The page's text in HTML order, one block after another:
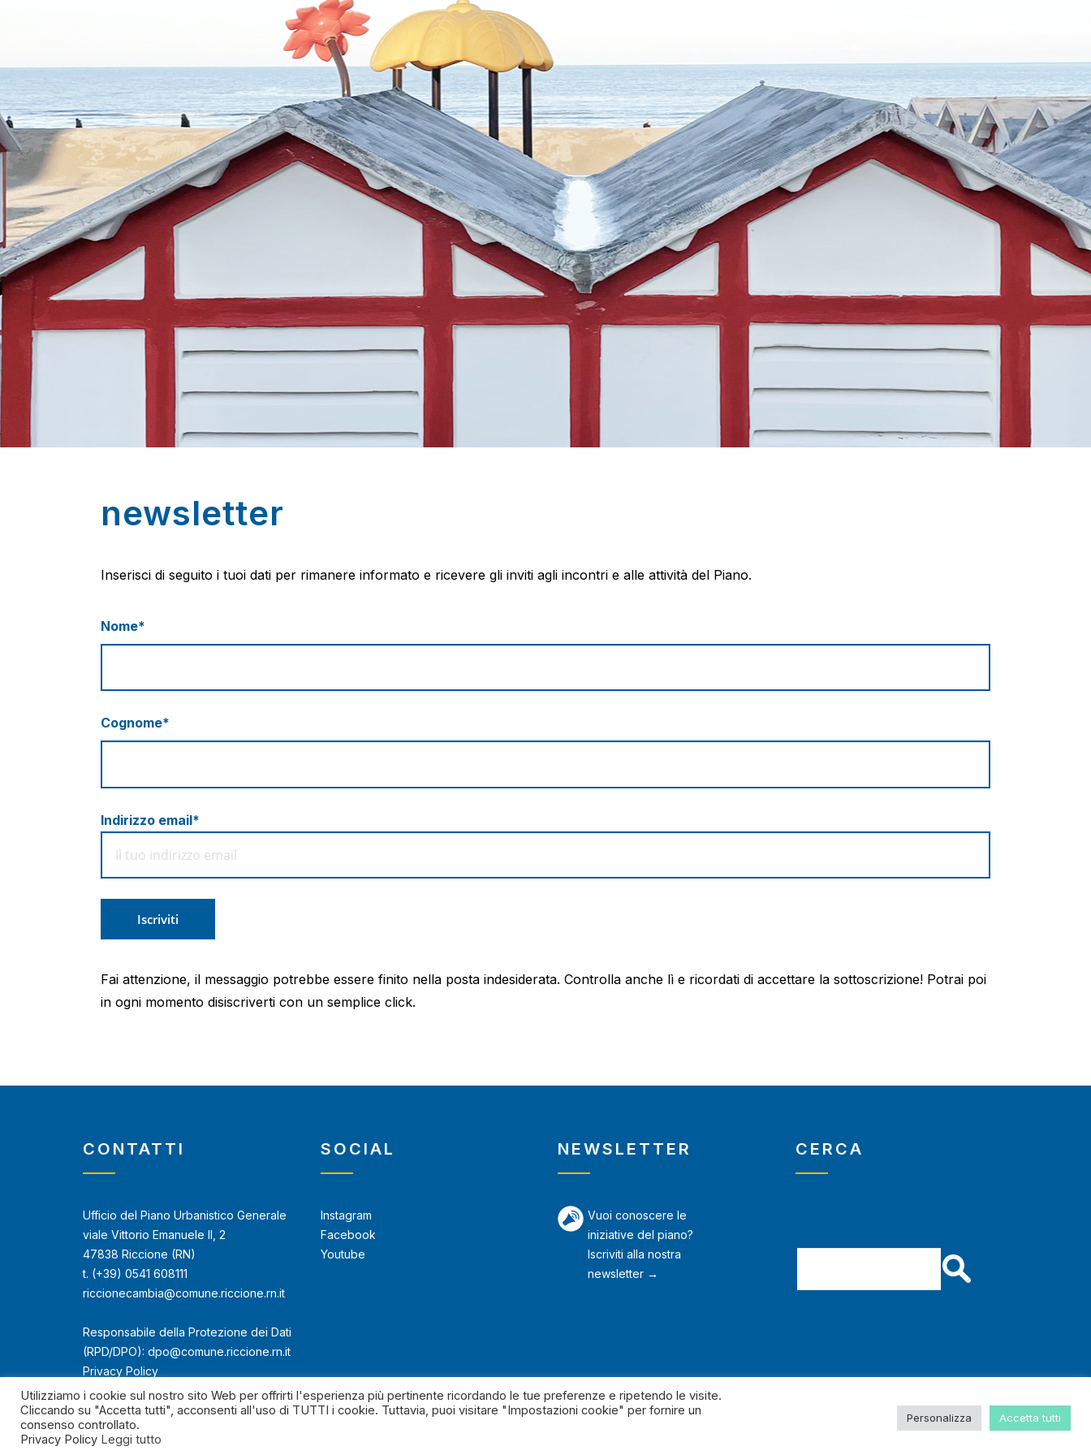
newsletter
Inserisci di seguito i tuoi dati per rimanere informato e ricevere gli inviti agli incontri e alle attività del Piano.
Nome*
Cognome*
Indirizzo email*
Fai attenzione, il messaggio potrebbe essere finito nella posta indesiderata. Controlla anche lì e ricordati di accettare la sottoscrizione! Potrai poi
in ogni momento disiscriverti con un semplice click.
CONTATTI
Ufficio del Piano Urbanistico Generale
viale Vittorio Emanuele II, 2
47838 Riccione (RN)
t. (+39) 0541 608111
riccionecambia@comune.riccione.rn.it
Responsabile della Protezione dei Dati
(RPD/DPO): dpo@comune.riccione.rn.it
Privacy Policy
SOCIAL
Instagram
Facebook
Youtube
NEWSLETTER
Vuoi conoscere le
iniziative del piano?
Iscriviti alla nostra
newsletter →
CERCA
Utilizziamo i cookie sul nostro sito Web per offrirti l'esperienza più pertinente ricordando le tue preferenze e ripetendo le visite.
Cliccando su "Accetta tutti", acconsenti all'uso di TUTTI i cookie. Tuttavia, puoi visitare "Impostazioni cookie" per fornire un
consenso controllato.
Privacy Policy Leggi tutto
Personalizza Accetta tutti